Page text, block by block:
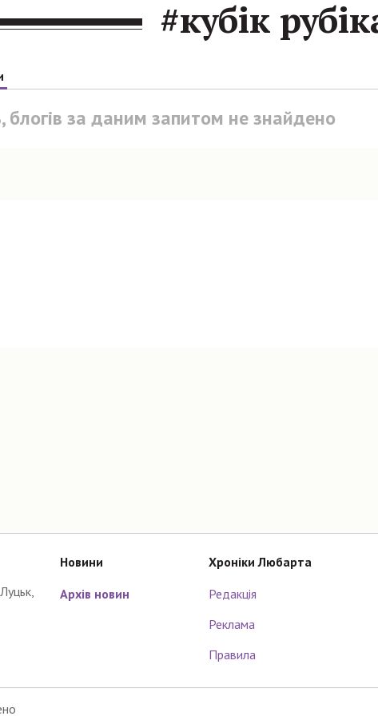
#кубік
блогів за даним запитом не знайдено
Новини
Архів новин
Хроніки Любарта
Редакція
Реклама
Правила